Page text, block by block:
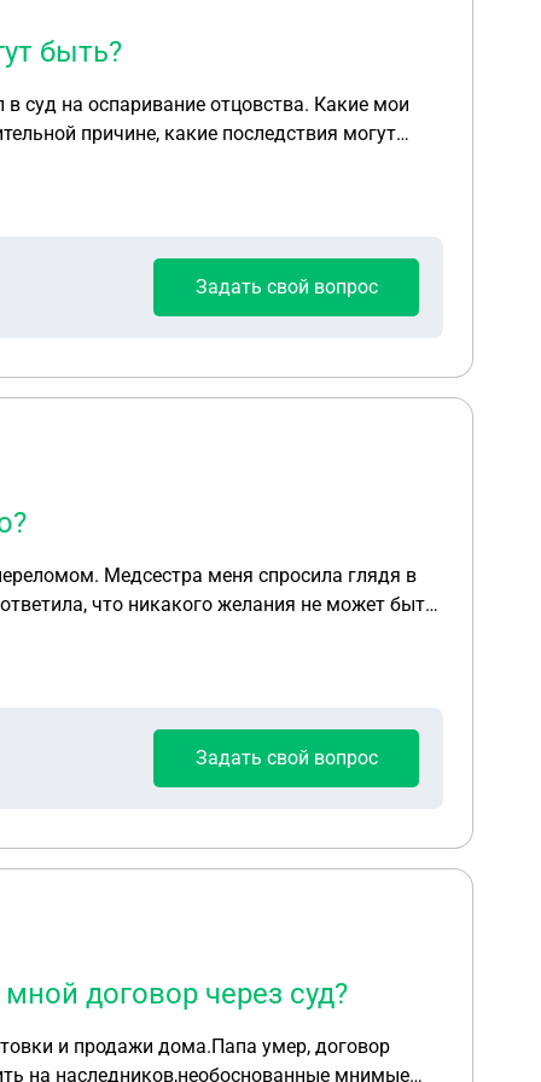
быть?
суд на оспаривание отцовства. Какие мои
причине, какие последствия могут
Задать свой вопрос
Медсестра меня спросила глядя в
что никакого желания не может быть
Задать свой вопрос
договор через суд?
и продажи дома.Папа умер, договор
на наследников,необоснованные мнимые